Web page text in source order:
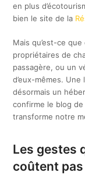
en plus
bien le site de la
Mais qu’est-ce
propriétaires de
passagère, ou un
d’eux-mêmes.
désormais un
confirme le blog
transforme notre
Les gestes
coûtent